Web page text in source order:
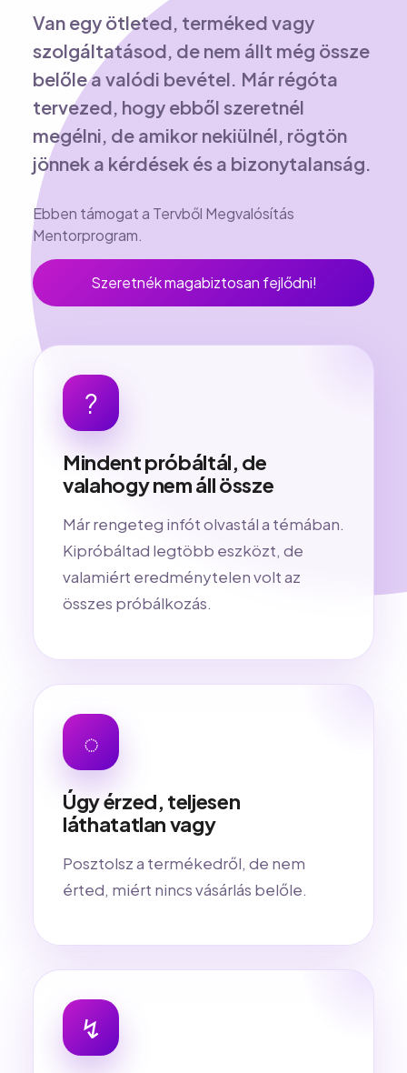
Van egy ötleted, terméked vagy
szolgáltatásod, de nem állt még össze
belőle a valódi bevétel. Már régóta
tervezed, hogy ebből szeretnél
megélni, de amikor nekiülnél, rögtön
jönnek a kérdések és a bizonytalanság.
Ebben támogat a Tervből Megvalósítás
Mentorprogram.
Szeretnék magabiztosan fejlődni!
?
Mindent próbáltál, de
valahogy nem áll össze
Már rengeteg infót olvastál a témában.
Kipróbáltad legtöbb eszközt, de
valamiért eredménytelen volt az
összes próbálkozás.
◌
Úgy érzed, teljesen
láthatatlan vagy
Posztolsz a termékedről, de nem
érted, miért nincs vásárlás belőle.
↯